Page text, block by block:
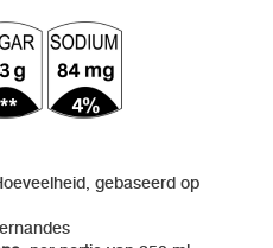
gebaseerd op